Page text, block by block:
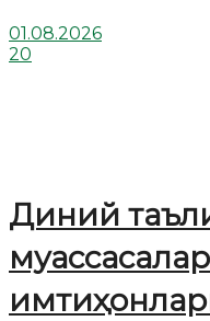
01.08.2026
20
Диний